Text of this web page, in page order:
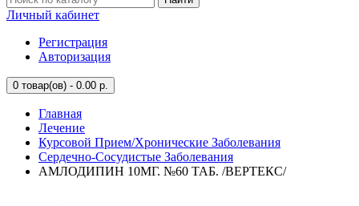
Личный кабинет
Регистрация
Авторизация
0 товар(ов) - 0.00 р.
Главная
Лечение
Курсовой Прием/Хронические Заболевания
Сердечно-Сосудистые Заболевания
АМЛОДИПИН 10МГ. №60 ТАБ. /ВЕРТЕКС/